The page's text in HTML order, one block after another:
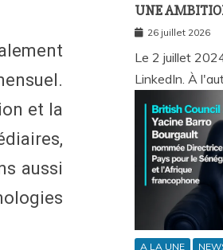
et la
aussi
UNE
L’HISTOIRE
FALL ET
26 juillet 2026
Le 2 juillet
LinkedIn. À
A LA UNE